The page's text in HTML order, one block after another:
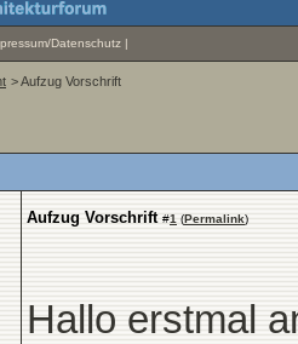
Datenschutz |
> Aufzug Vorschrift
Aufzug Vorschrift #1 (Permalink)
Hallo erstmal